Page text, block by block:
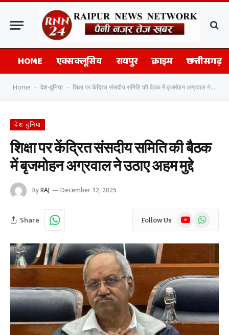
HOME एक्सक्लूसिव रायपुर क्राइम छत्तीसगढ़
Home - देश-दुनिया - शिक्षा पर केंद्रित संसदीय समिति की बैठक में बृजमोहन अग्रवाल ने उठाए अहम मुद्दे
देश-दुनिया
शिक्षा पर केंद्रित संसदीय समिति की बैठक
में बृजमोहन अग्रवाल ने उठाए अहम मुद्दे
ByRAJ December 12, 2025
Share Follow Us YouTubeWhatsApp